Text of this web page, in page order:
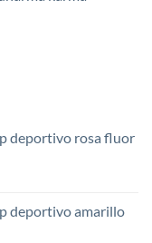
deportivo rosa fluor
deportivo amarillo